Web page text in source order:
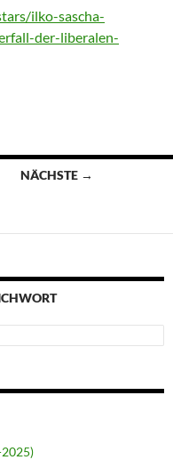
ilko-sascha-
der-liberalen-
NÄCHSTE →